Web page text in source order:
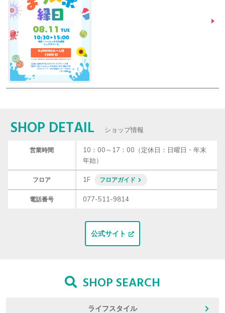
SHOP DETAIL ショップ情報
営業時間
10：00～17：00（定休日：日曜日・年末
年始）
フロア 1F フロアガイド
電話番号 077-511-9814
公式サイト
SHOP SEARCH
ライフスタイル